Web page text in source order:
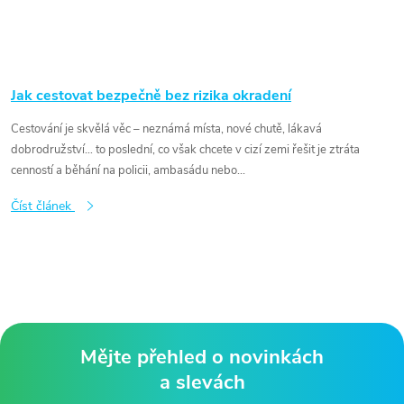
Jak cestovat bezpečně bez rizika okradení
Cestování je skvělá věc – neznámá místa, nové chutě, lákavá
dobrodružství… to poslední, co však chcete v cizí zemi řešit je ztráta
cenností a běhání na policii, ambasádu nebo...
Číst článek
Mějte přehled o novinkách
a slevách